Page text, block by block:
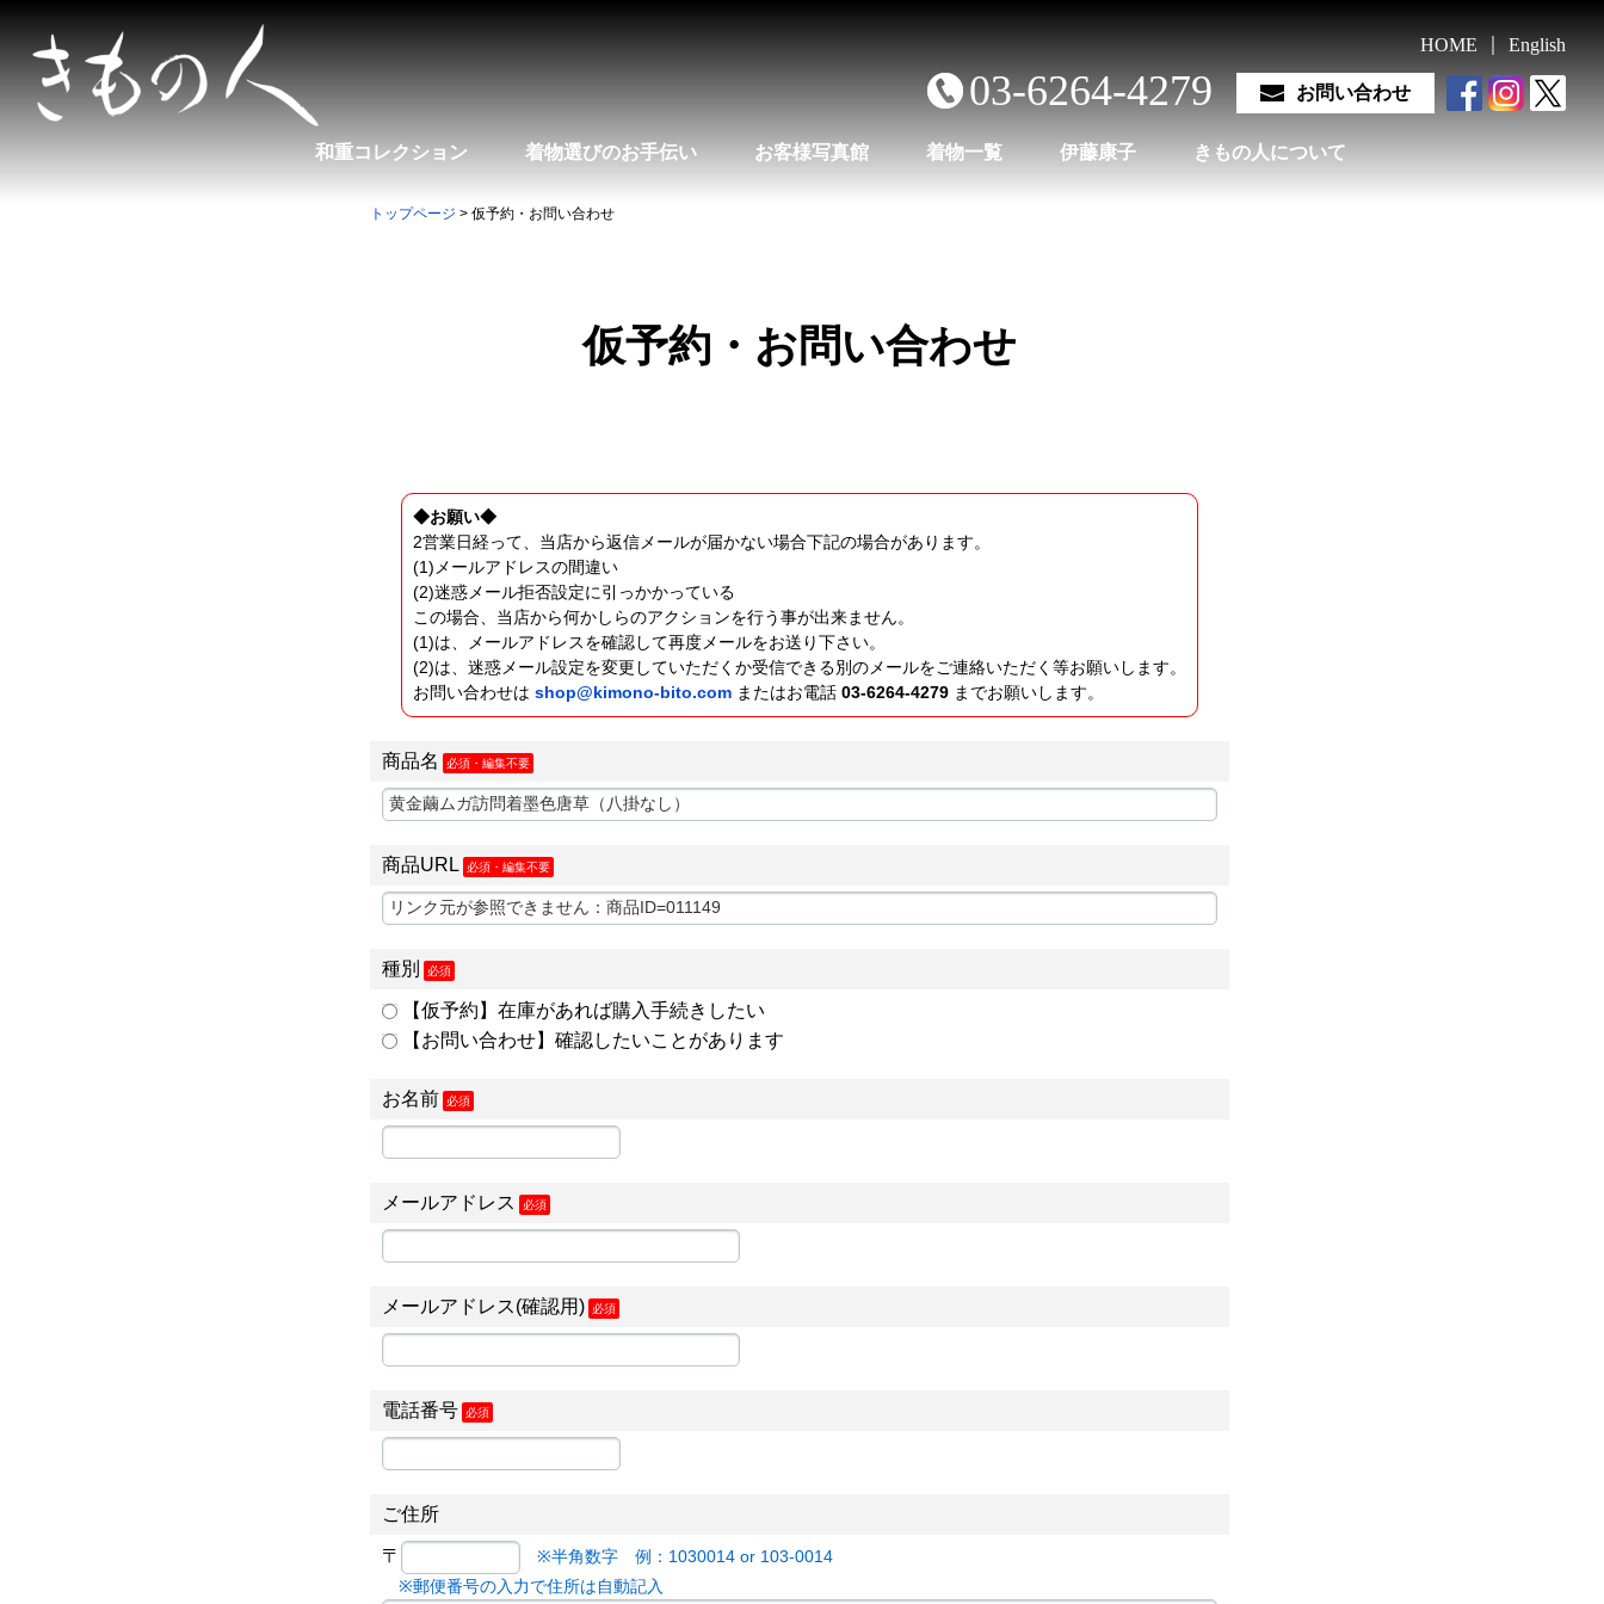
和重コレクション 着物選びのお手伝い お客様写真館 着物一覧 伊藤康子 きもの人について
HOME English
03-6264-4279 お問い合わせ
トップページ > 仮予約・お問い合わせ
仮予約・ お問い合わせ
◆お願い◆
2営業日経って、当店から返信メールが届かない場合下記の場合があります。
(1)メールアドレスの間違い
(2)迷惑メール拒否設定に引っかかっている
この場合、当店から何かしらのアクションを行う事が出来ません。
(1)は、メールアドレスを確認して再度メールをお送り下さい。
(2)は、迷惑メール設定を変更していただくか受信できる別のメールをご連絡いただく等お願いします。
お問い合わせは shop@kimono-bito.com またはお電話 03-6264-4279 までお願いします。
商品名 必須・編集不要
商品URL 必須・編集不要
種別 必須
【仮予約】在庫があれば購入手続きしたい
【お問い合わせ】確認したいことがあります
お名前 必須
メールアドレス 必須
メールアドレス(確認用) 必須
電話番号 必須
ご住所
〒
半角数字 例：1030014 or 103-0014
郵便番号の入力で住所は自動記入